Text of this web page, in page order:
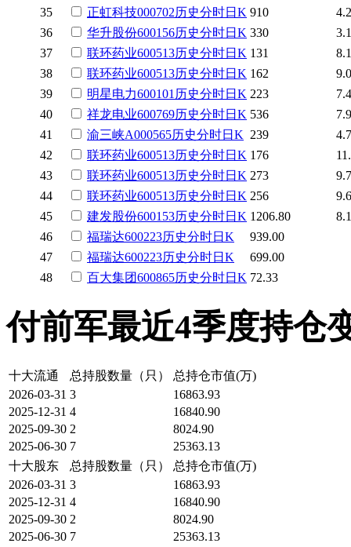
35 正虹科技000702历史分时日K 910
36
华升股份600156历史分时日K 330
37
联环药业600513历史分时日K 131
38
联环药业600513历史分时日K 162
39
明星电力600101 历史分时日K 223
40
祥龙电业600769历史分时日K 536
41
渝三峡A000565历史分时日K 239
42
联环药业600513历史分时日K 176
43
联环药业600513历史分时日K 273
44
联环药业600513历史分时日K 256
45
建发股份600153历史分时日K 1206.80
46
福瑞达600223历史分时日K
939.00
47
福瑞达600223历史分时日K
699.00
48
百大集团600865历史分时日K 72.33
付前军最近4季度持仓变
十大流通 总持股数量（只）
总持仓市值(万)
2026-03-31 3
16863.93
2025-12-31 4
16840.90
2025-09-30 2
8024.90
2025-06-30 7
25363.13
十大股东
总持股数量（只）
总持仓市值(万)
2026-03-31 3
16863.93
2025-12-31 4
16840.90
2025-09-30 2
8024.90
2025-06-30 7 25363.13